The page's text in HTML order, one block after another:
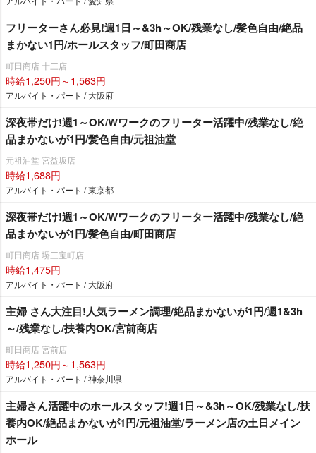
フリーターさん必見!週1日～&3h～OK/残業なし/髪色自由/絶品
まかない1円/ホールスタッフ/町田商店
町田商店 十三店
時給1,250円～1,563円
アルバイト・パート / 大阪府
深夜帯だけ!週1～OK/Wワークのフリーター活躍中/残業なし/絶
品まかないが1円/髪色自由/元祖油堂
元祖油堂 宮益坂店
時給1,688円
アルバイト・パート / 東京都
深夜帯だけ!週1～OK/Wワークのフリーター活躍中/残業なし/絶
品まかないが1円/髪色自由/町田商店
町田商店 堺三宝町店
時給1,475円
アルバイト・パート / 大阪府
主婦 さん大注目!人気ラーメン調理/絶品まかないが1円/週1&3h
～/残業なし/扶養内OK/宮前商店
町田商店 宮前店
時給1,250円～1,563円
アルバイト・パート / 神奈川県
主婦さん活躍中のホールスタッフ!週1日～&3h～OK/残業なし/扶
養内OK/絶品まかないが1円/元祖油堂/ラーメン店の土日メイン
ホール